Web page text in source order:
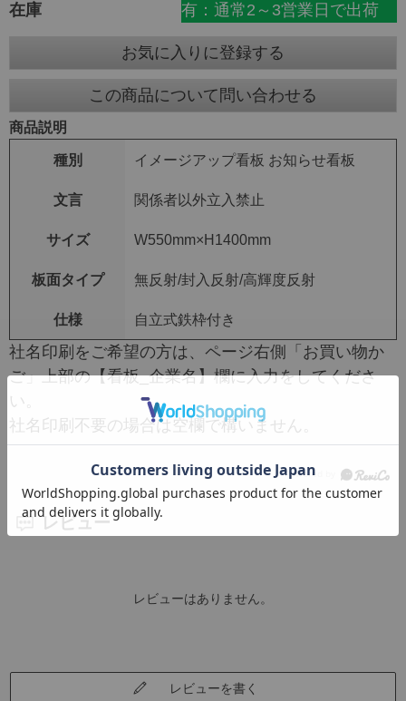
在庫
有：通常2～3営業日で出荷
お気に入りに登録する
この商品について問い合わせる
商品説明
種別 イメージアップ看板 お知らせ看板
文言 関係者以外立入禁止
サイズ W550mm×H1400mm
板面タイプ 無反射/封入反射/高輝度反射
仕様 自立式鉄枠付き
社名印刷をご希望の方は、ページ右側「お買い物か
ご」上部の【看板_企業名】欄に入力をしてくださ
い。
社名印刷不要の場合は空欄で構いません。
レビュー
レビューはありません。
レビューを書く